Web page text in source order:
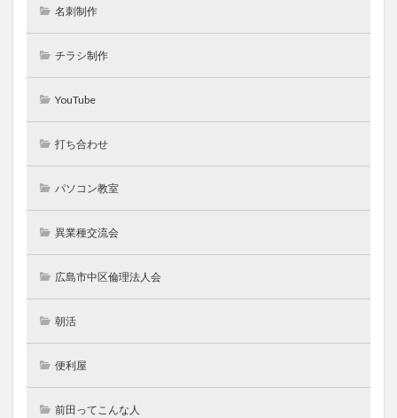
名刺制作
チラシ制作
YouTube
打ち合わせ
パソコン教室
異業種交流会
広島市中区倫理法人会
朝活
便利屋
前田ってこんな人